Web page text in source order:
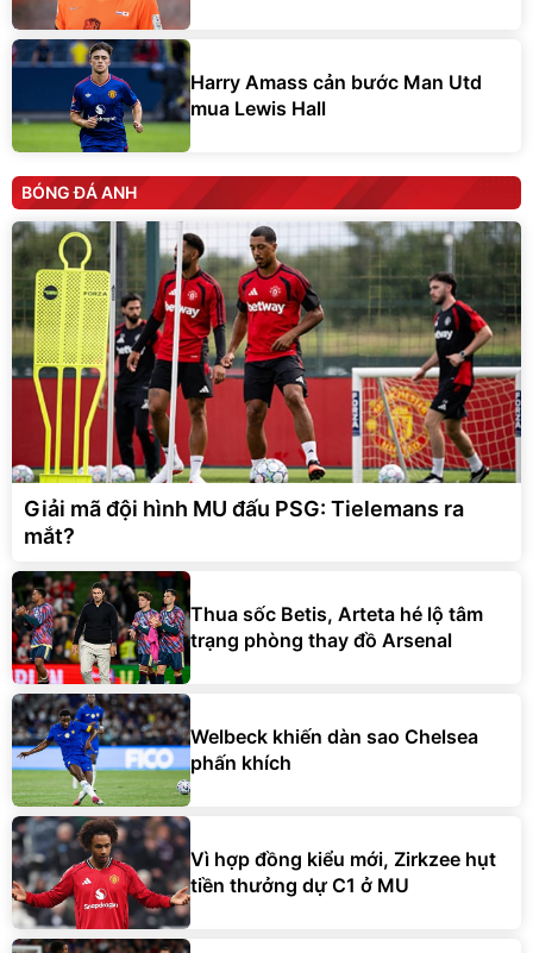
Harry Amass cản bước Man Utd
mua Lewis Hall
BÓNG ĐÁ ANH
Giải mã đội hình MU đấu PSG: Tielemans ra
mắt?
Thua sốc Betis, Arteta hé lộ tâm
trạng phòng thay đồ Arsenal
Welbeck khiến dàn sao Chelsea
phấn khích
Vì hợp đồng kiểu mới, Zirkzee hụt
tiền thưởng dự C1 ở MU